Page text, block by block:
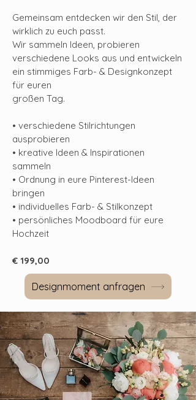
Gemeinsam entdecken wir den Stil, der
wirklich zu euch passt.
Wir sammeln Ideen, probieren
verschiedene Looks aus und entwickeln
ein stimmiges Farb- & Designkonzept
für euren
großen Tag.
• verschiedene Stilrichtungen
ausprobieren
• kreative Ideen & Inspirationen
sammeln
• Ordnung in eure Pinterest-Ideen
bringen
• individuelles Farb- & Stilkonzept
• persönliches Moodboard für eure
Hochzeit
€ 199,00​
Designmoment anfragen